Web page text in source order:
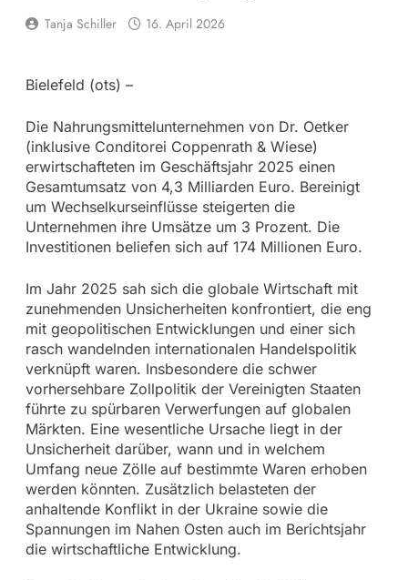
Tanja Schiller 16. April 2026
Bielefeld (ots) –
Die Nahrungsmittelunternehmen von Dr. Oetker
(inklusive Conditorei Coppenrath & Wiese)
erwirtschafteten im Geschäftsjahr 2025 einen
Gesamtumsatz von 4,3 Milliarden Euro. Bereinigt
um Wechselkurseinflüsse steigerten die
Unternehmen ihre Umsätze um 3 Prozent. Die
Investitionen beliefen sich auf 174 Millionen Euro.
Im Jahr 2025 sah sich die globale Wirtschaft mit
zunehmenden Unsicherheiten konfrontiert, die eng
mit geopolitischen Entwicklungen und einer sich
rasch wandelnden internationalen Handelspolitik
verknüpft waren. Insbesondere die schwer
vorhersehbare Zollpolitik der Vereinigten Staaten
führte zu spürbaren Verwerfungen auf globalen
Märkten. Eine wesentliche Ursache liegt in der
Unsicherheit darüber, wann und in welchem
Umfang neue Zölle auf bestimmte Waren erhoben
werden könnten. Zusätzlich belasteten der
anhaltende Konflikt in der Ukraine sowie die
Spannungen im Nahen Osten auch im Berichtsjahr
die wirtschaftliche Entwicklung.